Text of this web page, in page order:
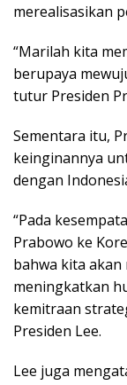
merealisasikan
“Marilah kita
berupaya
tutur Presiden
Sementara itu,
keinginannya
dengan
“Pada
Prabowo ke
bahwa kita
meningkatkan
kemitraan
Presiden Lee.
Lee juga